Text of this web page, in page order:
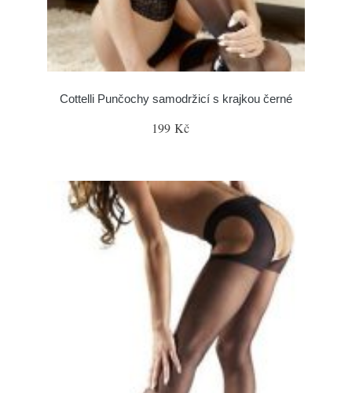
Cottelli Punčochy samodržicí s krajkou černé
199 Kč